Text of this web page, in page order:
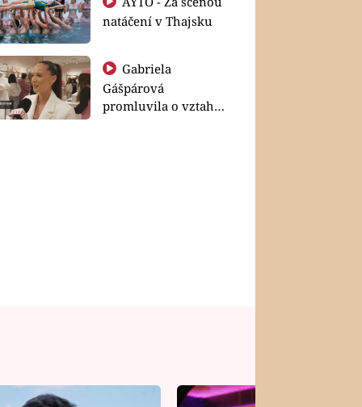
natáčení v Thajsku
Gabriela
Gášpárová
promluvila o vztahu